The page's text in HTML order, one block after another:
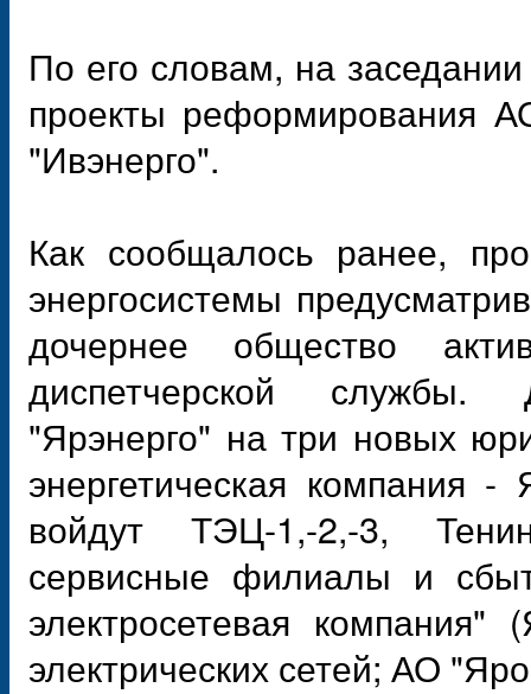
По его словам, на
проекты реформирования
"Ивэнерго".
Как сообщалось ранее,
энергосистемы
дочернее общество
диспетчерской службы.
"Ярэнерго" на три новых
энергетическая компания
войдут ТЭЦ-1,-2,-3,
сервисные филиалы и
электросетевая
электрических сетей; АО